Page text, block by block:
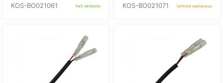
KOS-BO021061 heti verkosta KOS-BO021071 tarkista saatavuus